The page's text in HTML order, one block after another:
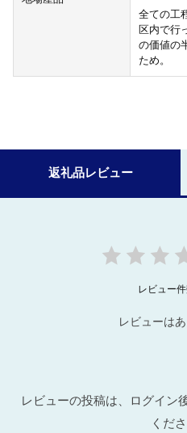
全ての工
区内で行
の価値の
ため。
返礼品レビュー
レビュー
レビューはあ
レビューの投稿は、ログイン
くださ